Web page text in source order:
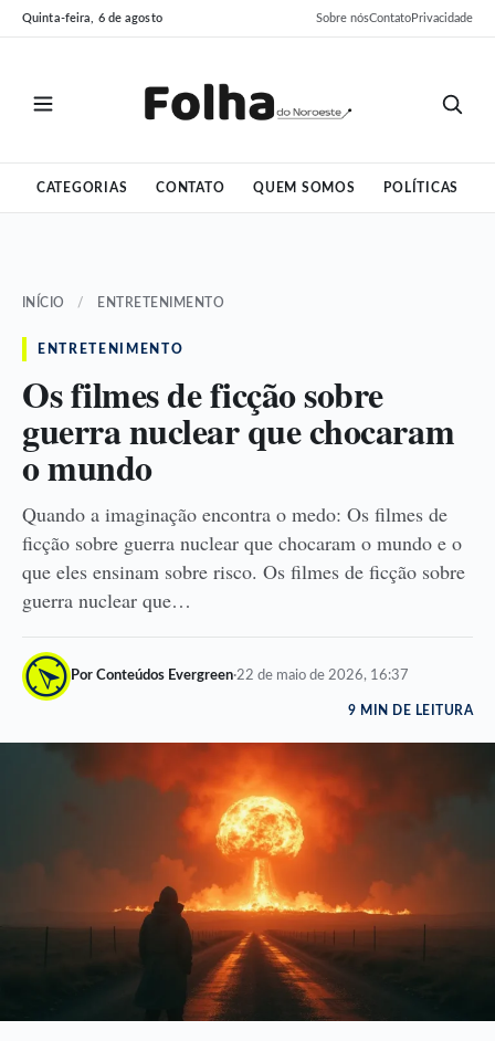
Pular
para
Pular
para
Quinta-feira, 6 de agosto Sobre nósContatoPrivacidade
CATEGORIAS CONTATO QUEM SOMOS POLÍTICAS
INÍCIO / ENTRETENIMENTO
ENTRETENIMENTO
Os filmes de ficção sobre
guerra nuclear que chocaram
o mundo
Quando a imaginação encontra o medo: Os filmes de
ficção sobre guerra nuclear que chocaram o mundo e o
que eles ensinam sobre risco. Os filmes de ficção sobre
guerra nuclear que…
Por Conteúdos Evergreen·22 de maio de 2026, 16:37
9 MIN DE LEITURA